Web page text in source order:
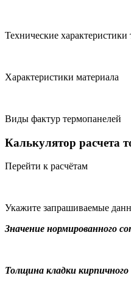
Технические характеристики
Характеристики материала
Виды фактур термопанелей
Калькулятор расчета
Перейти к расчётам
Укажите запрашиваемые
Значение нормированного
Толщина кладки кирпичного